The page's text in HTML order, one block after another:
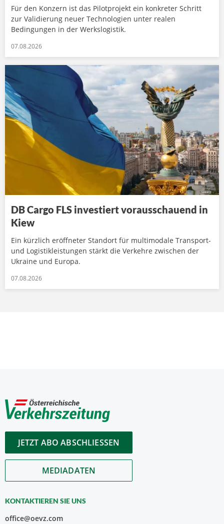
Für den Konzern ist das Pilotprojekt ein konkreter Schritt
zur Validierung neuer Technologien unter realen
Bedingungen in der Werkslogistik.
07.08.2026
DB Cargo FLS investiert vorausschauend in
Kiew
Ein kürzlich eröffneter Standort für multimodale Transport-
und Logistikleistungen stärkt die Verkehre zwischen der
Ukraine und Europa.
07.08.2026
JETZT ABO ABSCHLIESSEN
MEDIADATEN
KONTAKTIEREN SIE UNS
office@oevz.com